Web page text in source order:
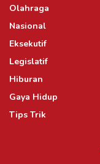
Olahraga
Nasional
Eksekutif
Legislatif
Hiburan
Gaya Hidup
Tips Trik